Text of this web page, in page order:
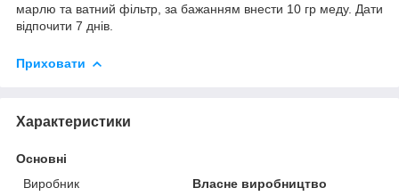
марлю та ватний фільтр, за бажанням внести 10 гр меду. Дати
відпочити 7 днів.
Приховати
Характеристики
Основні
Виробник
Власне виробництво